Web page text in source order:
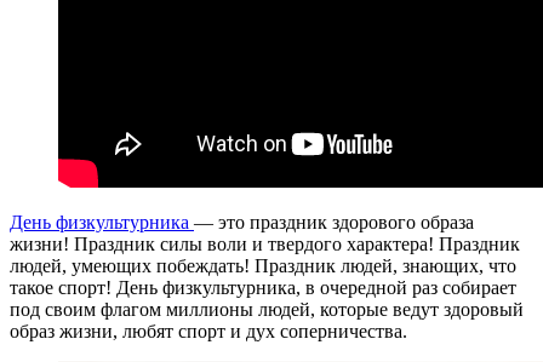
День физкультурника — это праздник здорового образа
жизни! Праздник силы воли и твердого характера! Праздник
людей, умеющих побеждать! Праздник людей, знающих, что
такое спорт! День физкультурника, в очередной раз собирает
под своим флагом миллионы людей, которые ведут здоровый
образ жизни, любят спорт и дух соперничества.